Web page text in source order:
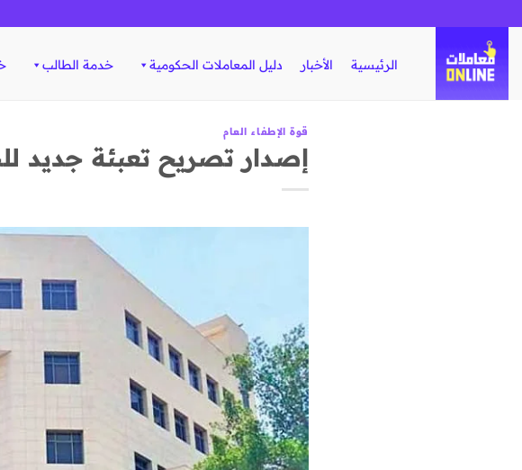
الرئيسية الأخبار دليل المعاملات الحكومية خدمة الطالب
قوة الإطفاء العام
إصدار تصريح تعبئة جديد